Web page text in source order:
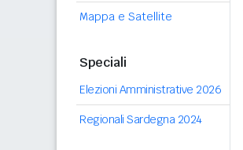
Mappa e Satellite
Speciali
Elezioni Amministrative 2026
Regionali Sardegna 2024